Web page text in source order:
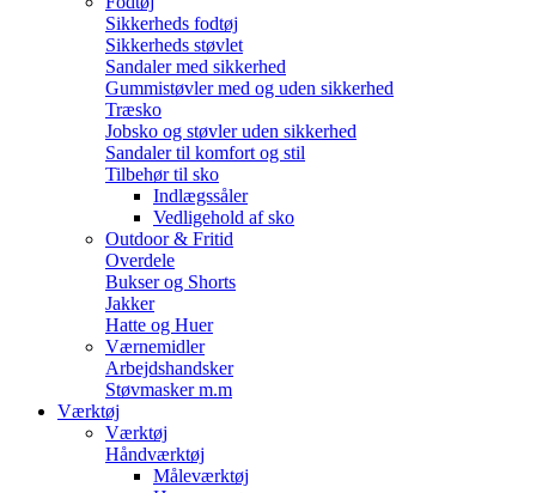
Sikkerheds fodtøj
Sikkerheds støvlet
Sandaler med sikkerhed
Gummistøvler med og uden sikkerhed
Træsko
Jobsko og støvler uden sikkerhed
Sandaler til komfort og stil
Tilbehør til sko
Indlægssåler
Vedligehold af sko
Outdoor & Fritid
Overdele
Bukser og Shorts
Jakker
Hatte og Huer
Værnemidler
Arbejdshandsker
Støvmasker m.m
Værktøj
Værktøj
Håndværktøj
Måleværktøj